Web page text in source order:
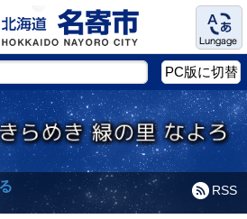
Language
PC版に切替
RSS